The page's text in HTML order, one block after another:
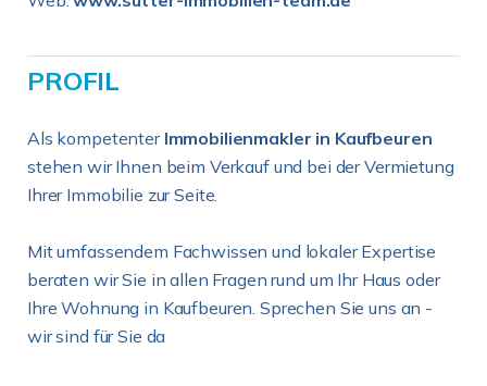
PROFIL
Als kompetenter Immobilienmakler in Kaufbeuren
stehen wir Ihnen beim Verkauf und bei der Vermietung
Ihrer Immobilie zur Seite.
Mit umfassendem Fachwissen und lokaler Expertise
beraten wir Sie in allen Fragen rund um Ihr Haus oder
Ihre Wohnung in Kaufbeuren. Sprechen Sie uns an -
wir sind für Sie da